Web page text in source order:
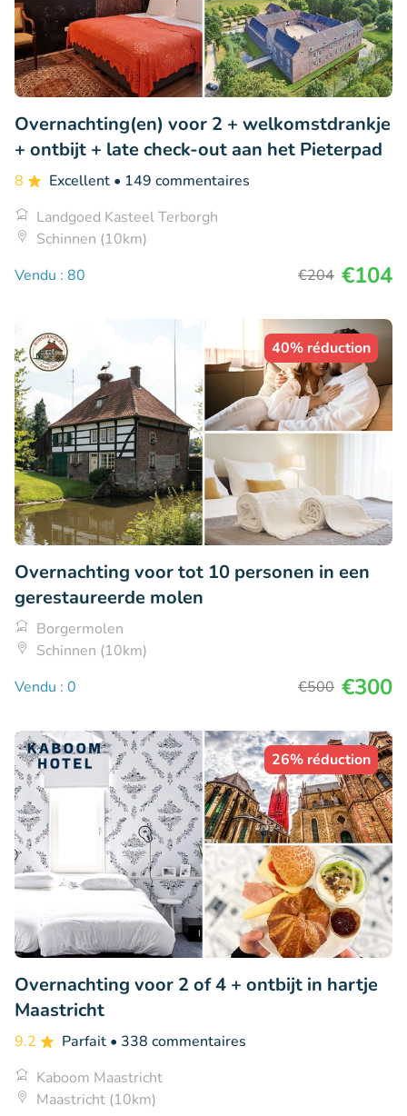
Overnachting(en) voor 2 + welkomstdrankje
+ ontbijt + late check-out aan het Pieterpad
8 Excellent • 149 commentaires
Landgoed Kasteel Terborgh
Schinnen (10km)
Vendu : 80
€204 €104
40% réduction
Overnachting voor tot 10 personen in een
gerestaureerde molen
Borgermolen
Schinnen (10km)
Vendu : 0
€500 €300
26% réduction
Overnachting voor 2 of 4 + ontbijt in hartje
Maastricht
9.2 Parfait • 338 commentaires
Kaboom Maastricht
Maastricht (10km)